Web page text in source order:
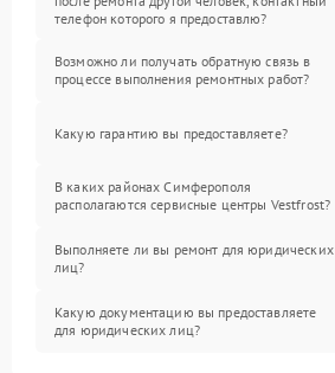
телефон которого я предоставлю?
Возможно ли получать обратную связь в
процессе выполнения ремонтных работ?
Какую гарантию вы предоставляете?
В каких районах Симферополя
располагаются сервисные центры Vestfrost?
Выполняете ли вы ремонт для юридических
лиц?
Какую документацию вы предоставляете
для юридических лиц?